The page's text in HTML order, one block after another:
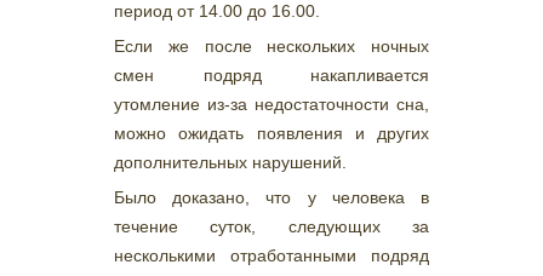
период от 14.00 до 16.00.
Если же после нескольких ночных
смен подряд накапливается
утомление из-за недостаточности сна,
можно ожидать появления и других
дополнительных нарушений.
Было доказано, что у человека в
течение суток, следующих за
несколькими отработанными подряд